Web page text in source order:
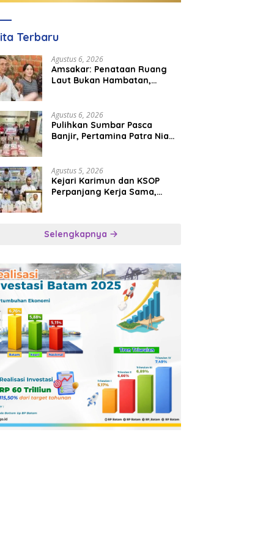
Terbaru
Agustus 6, 2026
Amsakar: Penataan Ruang
Laut Bukan Hambatan,
Agustus 6, 2026
Pulihkan Sumbar Pasca
Banjir, Pertamina Patra Niaga
Agustus 5, 2026
Kejari Karimun dan KSOP
Perpanjang Kerja Sama,
Selengkapnya